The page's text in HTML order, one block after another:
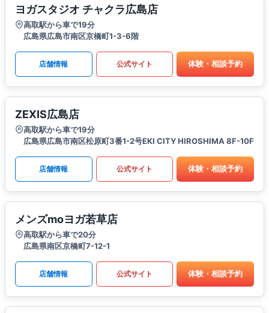
ヨガスタジオ チャクラ広島店
高取駅から車で19分
広島県広島市南区京橋町1-3-6階
店舗情報 公式サイト 体験・相談予約
ZEXIS広島店
高取駅から車で19分
広島県広島市南区松原町3番1-2号EKI CITY HIROSHIMA 8F-10F
店舗情報 公式サイト 体験・相談予約
メンズmoヨガ若草店
高取駅から車で20分
広島県南区京橋町7-12-1
店舗情報 公式サイト 体験・相談予約